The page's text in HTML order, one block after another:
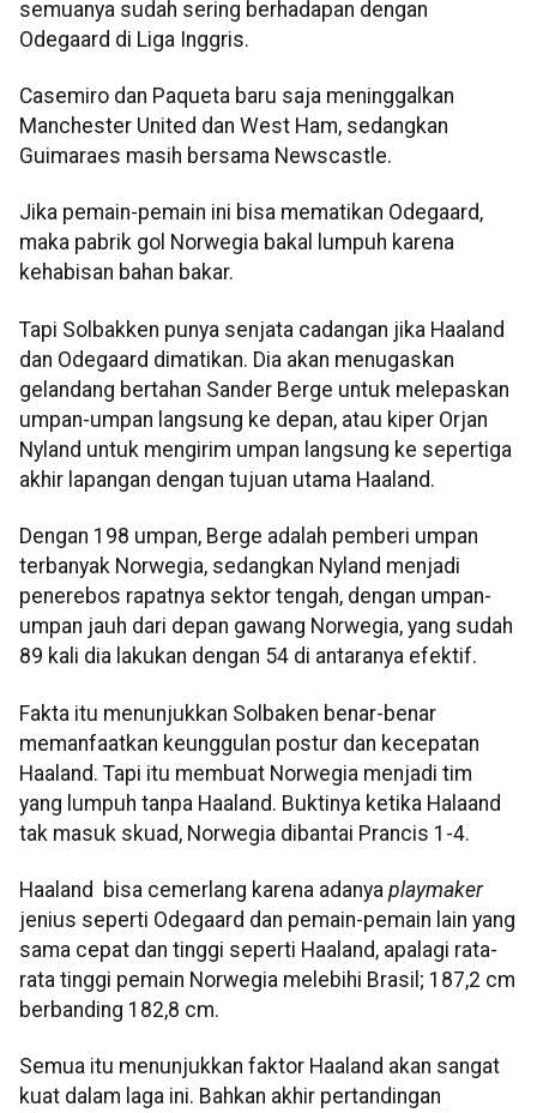
semuanya sudah sering berhadapan dengan
Odegaard di Liga Inggris.
Casemiro dan Paqueta baru saja meninggalkan
Manchester United dan West Ham, sedangkan
Guimaraes masih bersama Newscastle.
Jika pemain-pemain ini bisa mematikan Odegaard,
maka pabrik gol Norwegia bakal lumpuh karena
kehabisan bahan bakar.
Tapi Solbakken punya senjata cadangan jika Haaland
dan Odegaard dimatikan. Dia akan menugaskan
gelandang bertahan Sander Berge untuk melepaskan
umpan-umpan langsung ke depan, atau kiper Orjan
Nyland untuk mengirim umpan langsung ke sepertiga
akhir lapangan dengan tujuan utama Haaland.
Dengan 198 umpan, Berge adalah pemberi umpan
terbanyak Norwegia, sedangkan Nyland menjadi
penerebos rapatnya sektor tengah, dengan umpan-
umpan jauh dari depan gawang Norwegia, yang sudah
89 kali dia lakukan dengan 54 di antaranya efektif.
Fakta itu menunjukkan Solbaken benar-benar
memanfaatkan keunggulan postur dan kecepatan
Haaland. Tapi itu membuat Norwegia menjadi tim
yang lumpuh tanpa Haaland. Buktinya ketika Halaand
tak masuk skuad, Norwegia dibantai Prancis 1-4.
Haaland bisa cemerlang karena adanya playmaker
jenius seperti Odegaard dan pemain-pemain lain yang
sama cepat dan tinggi seperti Haaland, apalagi rata-
rata tinggi pemain Norwegia melebihi Brasil; 187,2 cm
berbanding 182,8 cm.
Semua itu menunjukkan faktor Haaland akan sangat
kuat dalam laga ini. Bahkan akhir pertandingan